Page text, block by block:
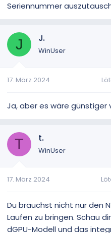
Seriennummer
J J.
WinUser
17. März 2024
Ja, aber es wäre günstiger
T t.
WinUser
17. März 2024
Du brauchst nicht nur den
Laufen zu bringen. Schau
dGPU-Modell und das